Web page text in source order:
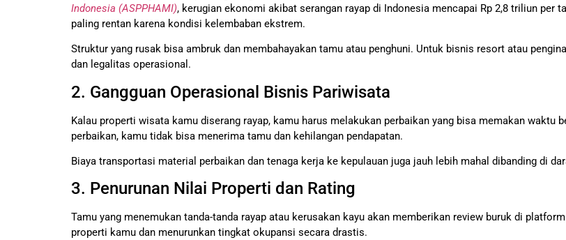
Indonesia (ASPPHAMI), kerugian ekonomi akibat serangan rayap di Indonesia mencapai Rp 2,8 triliun per
paling rentan karena kondisi kelembaban ekstrem.
Struktur yang rusak bisa ambruk dan membahayakan tamu atau penghuni. Untuk bisnis resort atau
dan legalitas operasional.
2. Gangguan Operasional Bisnis Pariwisata
Kalau properti wisata kamu diserang rayap, kamu harus melakukan perbaikan yang bisa memakan waktu
perbaikan, kamu tidak bisa menerima tamu dan kehilangan pendapatan.
Biaya transportasi material perbaikan dan tenaga kerja ke kepulauan juga jauh lebih mahal dibanding di
3. Penurunan Nilai Properti dan Rating
Tamu yang menemukan tanda-tanda rayap atau kerusakan kayu akan memberikan review buruk di
properti kamu dan menurunkan tingkat okupansi secara drastis.